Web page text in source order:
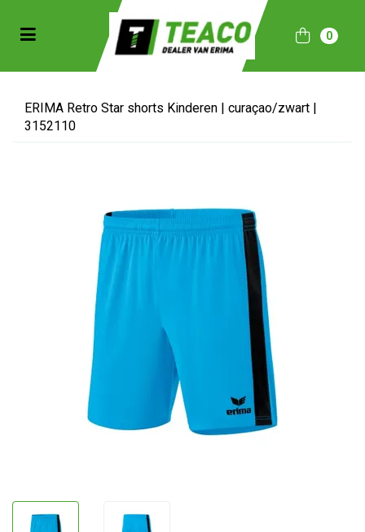
(Sportkleding)
(Collecties)
Toggle navigation 0
ERIMA Retro Star shorts Kinderen | curaçao/zwart |
3152110